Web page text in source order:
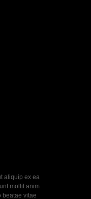
aliquip ex ea
mollit anim
beatae vitae